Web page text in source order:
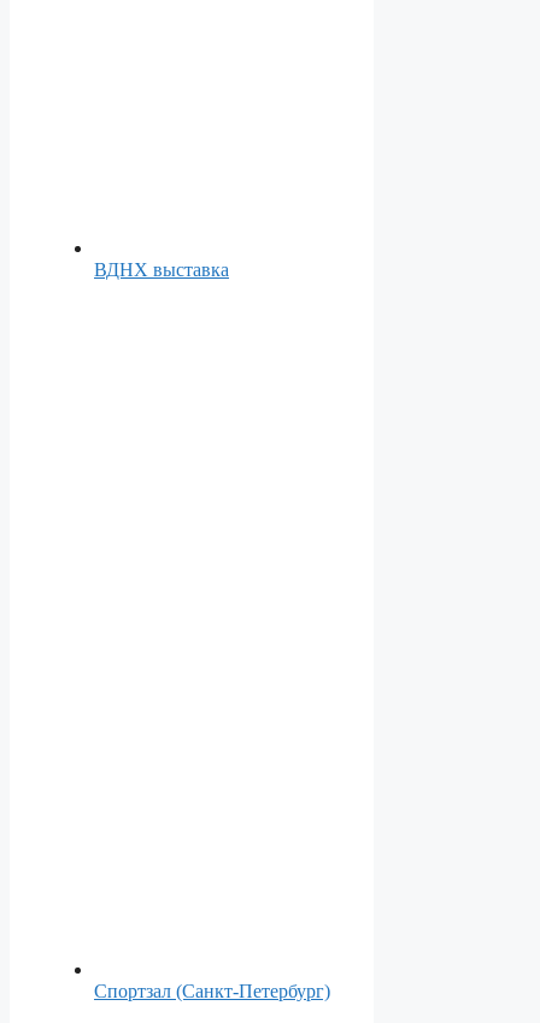
ВДНХ выставка
Спортзал (Санкт-Петербург)